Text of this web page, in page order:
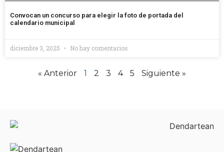
Convocan un concurso para elegir la foto de portada del
calendario municipal
diciembre 3, 2025 No hay comentarios
« Anterior 1 2 3 4 5 Siguiente »